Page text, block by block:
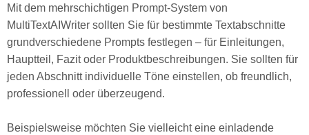
Mit dem mehrschichtigen Prompt-System von
MultiTextAIWriter sollten Sie für bestimmte Textabschnitte
grundverschiedene Prompts festlegen – für Einleitungen,
Hauptteil, Fazit oder Produktbeschreibungen. Sie sollten für
jeden Abschnitt individuelle Töne einstellen, ob freundlich,
professionell oder überzeugend.
Beispielsweise möchten Sie vielleicht eine einladende